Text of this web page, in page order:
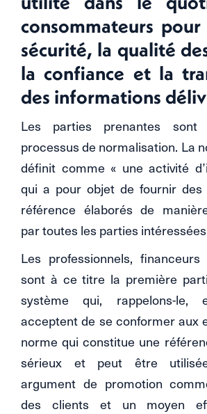
consommateurs pour
sécurité, la qualité
la confiance et la
des informations
Les parties prenantes
processus de normalisation. La
définit comme « une activité
qui a pour objet de fournir des
référence élaborés de
par toutes les parties intéressées
Les professionnels,
sont à ce titre la première
système qui, rappelons-
acceptent de se conformer aux
norme qui constitue une
sérieux et peut être
argument de promotion
des clients et un moyen